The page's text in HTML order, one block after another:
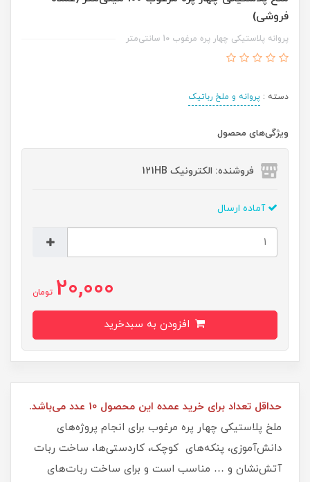
فروشی)
پروانه پلاستیکی چهار پره مرغوب 10 سانتی‌متر
دسته : پروانه و ملخ رباتیک
ویژگی‌های محصول
فروشنده: الکترونیک 121HB
آماده ارسال
20,000 تومان
حداقل تعداد برای خرید عمده این محصول 10 عدد می‌باشد.
ملخ پلاستیکی چهار پره مرغوب برای انجام پروژه‌های
دانش‌آموزی، پنکه‌های کوچک، کاردستی‌ها، ساخت ربات
آتش‌نشان و … مناسب است و برای ساخت ربات‌های